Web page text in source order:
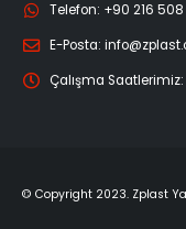
Telefon: +90 216 508
E-Posta:
Çalışma Saatlerimiz:
© Copyright 2023. Zplast